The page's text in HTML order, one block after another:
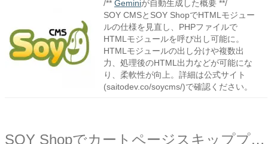
/** Geminiが自動生成した概要 **/
SOY CMSとSOY ShopでHTMLモジュー
ルの仕様を見直し、PHPファイルで
HTMLモジュールを呼び出し可能に。
HTMLモジュールの出し分けや複数出
力、処理後のHTML出力などが可能にな
り、柔軟性が向上。詳細は公式サイト
(saitodev.co/soycms/)で確認ください。
SOY Shopでカートページスキッププラグインを作成しました